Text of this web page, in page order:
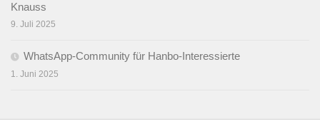
Knauss
9. Juli 2025
WhatsApp-Community für Hanbo-Interessierte
1. Juni 2025